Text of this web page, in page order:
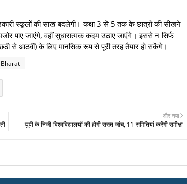
स्कूलों की साख बदलेगी। कक्षा 3 से 5 तक के छात्रों की सीखने
पाए जाएंगे, वहाँ सुधारात्मक कदम उठाए जाएंगे। इससे न सिर्फ
से आठवीं) के लिए मानसिक रूप से पूरी तरह तैयार हो सकेंगे।
और नया
यूपी के निजी विश्वविद्यालयों की होगी सख्त जांच, 11 समितियां करेंगी समीक्षा